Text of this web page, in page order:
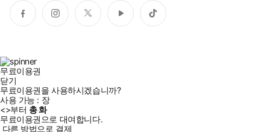
페
이
인
스
트
위
유
튜
틱
톡
무료이용권
닫기
무료이용권을 사용하시겠습니까?
사용 가능 : 장
<>부터 총화
무료이용권으로 대여합니다.
다른 방법으로 결제